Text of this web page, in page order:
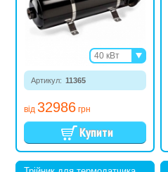
Артикул: 11365
від 32986 грн
40 кВт
60 кВт
120 кВт